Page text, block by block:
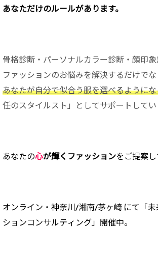
あなただけのルールがあります。
骨格診断・パーソナルカラー診断・顔印象
ファッションのお悩みを解決するだけでな
あなたが自分で似合う服を選べるように
任のスタイルスト」としてサポートしてい
あなたの心が輝くファッションをご提案し
オンライン・神奈川/湘南/茅ヶ崎 にて「
ションコンサルティング」開催中。